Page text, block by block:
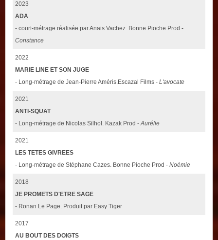
2023
ADA
- court-métrage réalisée par Anais Vachez. Bonne Pioche Prod -
Constance
2022
MARIE LINE ET SON JUGE
- Long-métrage de Jean-Pierre Améris.Escazal Films -L'avocate
2021
ANTI-SQUAT
- Long-métrage de Nicolas Silhol. Kazak Prod -Aurélie
2021
LES TETES GIVREES
- Long-métrage de Stéphane Cazes. Bonne Pioche Prod -Noémie
2018
JE PROMETS D'ETRE SAGE
- Ronan Le Page. Produit par Easy Tiger
2017
AU BOUT DES DOIGTS